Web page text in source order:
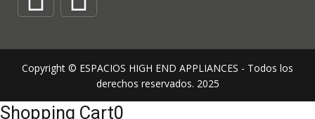
Copyright © ESPACIOS HIGH END APPLIANCES - Todos los
derechos reservados. 2025
Shopping Cart0